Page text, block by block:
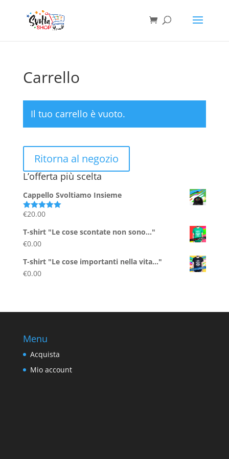
Carrello
Il tuo carrello è vuoto.
Ritorna al negozio
L’offerta più scelta
Cappello Svoltiamo Insieme
Valutato
€20.00
T-shirt "Le cose scontate non sono..."
€0.00
T-shirt "Le cose importanti nella vita..."
€0.00
Menu
Acquista
Mio account